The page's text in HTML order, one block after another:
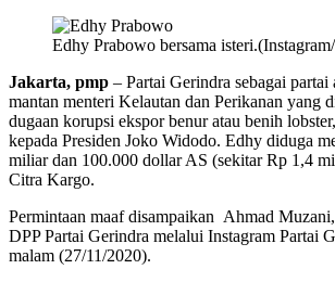
Edhy Prabowo bersama
Jakarta, pmp – Partai Gerindra sebagai
mantan menteri Kelautan dan Perikanan yang
dugaan korupsi ekspor benur atau benih
kepada Presiden Joko Widodo. Edhy diduga
miliar dan 100.000 dollar AS (sekitar Rp 1,4
Citra Kargo.
Permintaan maaf disampaikan Ahmad
DPP Partai Gerindra melalui Instagram Partai
malam (27/11/2020).